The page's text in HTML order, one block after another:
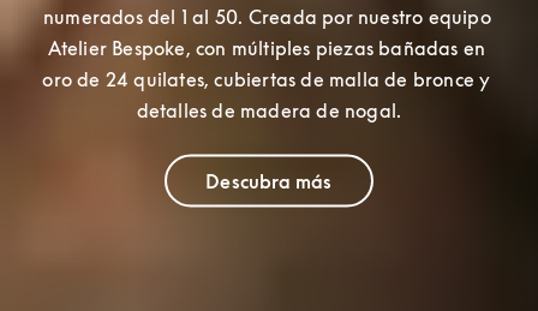
numerados del 1 al 50. Creada por nuestro equipo
Atelier Bespoke, con múltiples piezas bañadas en
oro de 24 quilates, cubiertas de malla de bronce y
detalles de madera de nogal.
Descubra más